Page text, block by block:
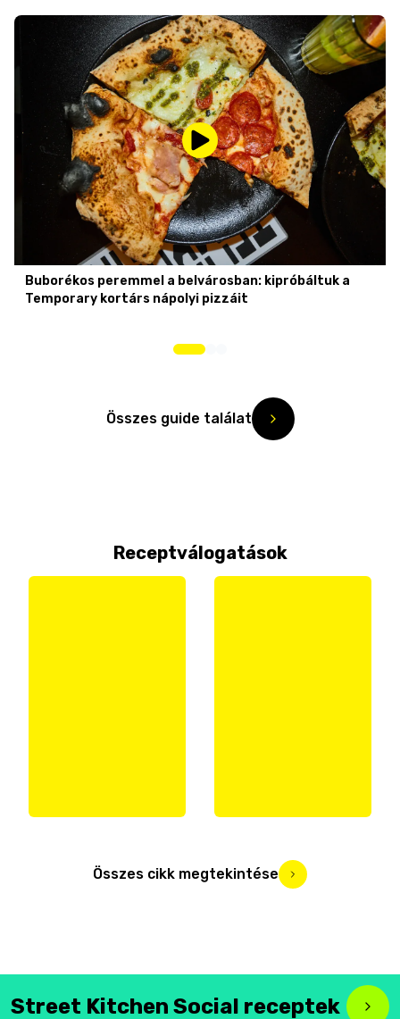
Buborékos peremmel a belvárosban: kipróbáltuk a
Temporary kortárs nápolyi pizzáit
Összes guide találat
Receptválogatások
Összes cikk megtekintése
Street Kitchen Social receptek